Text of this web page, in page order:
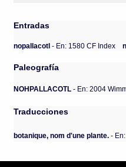
Entradas
nopallacotl- En: 1580 CF Index
Paleografía
NOHPALLACOTL - En: 2004
Traducciones
botanique, nom d'une plante. -